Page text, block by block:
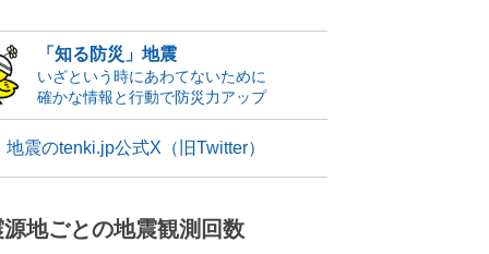
「知る防災」地震
いざという時にあわてないために
確かな情報と行動で防災力アップ
地震のtenki.jp公式X（旧Twitter）
源地ごとの地震観測回数